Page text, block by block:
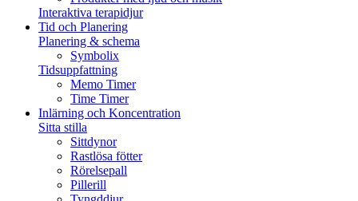
Interaktiva terapidjur
Tid och Planering
Planering & schema
Symbolix
Tidsuppfattning
Memo Timer
Time Timer
Inlärning och Koncentration
Sitta stilla
Sittdynor
Rastlösa fötter
Rörelsepall
Pillerill